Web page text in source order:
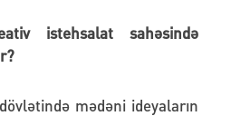
istehsalat sahəsində
mədəni ideyaların